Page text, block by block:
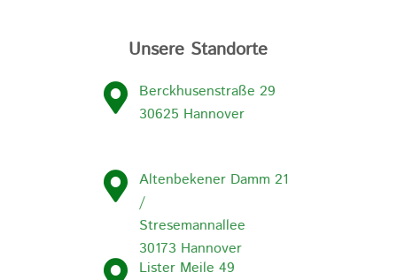
Unsere Standorte
Berckhusenstraße 29
30625 Hannover
Altenbekener Damm 21
/
Stresemannallee
30173 Hannover
Lister Meile 49